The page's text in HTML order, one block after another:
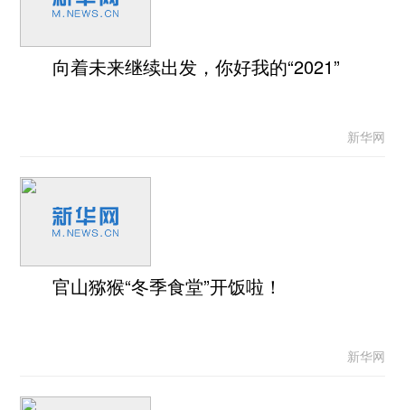
向着未来继续出发，你好我的“2021”
新华网
官山猕猴“冬季食堂”开饭啦！
新华网